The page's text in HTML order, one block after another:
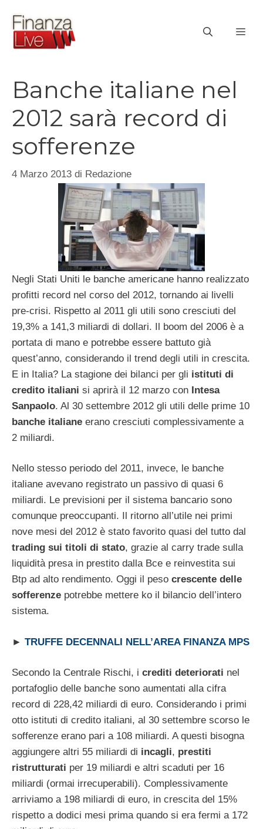
contenuto
Banche italiane nel
2012 sarà record di
sofferenze
4 Marzo 2013 di Redazione
Negli Stati Uniti le banche americane hanno realizzato
profitti record nel corso del 2012, tornando ai livelli
pre-crisi. Rispetto al 2011 gli utili sono cresciuti del
19,3% a 141,3 miliardi di dollari. Il boom del 2006 è a
portata di mano e potrebbe essere battuto già
quest’anno, considerando il trend degli utili in crescita.
E in Italia? La stagione dei bilanci per gli istituti di
credito italiani si aprirà il 12 marzo con Intesa
Sanpaolo. Al 30 settembre 2012 gli utili delle prime 10
banche italiane erano cresciuti complessivamente a
2 miliardi.
Nello stesso periodo del 2011, invece, le banche
italiane avevano registrato un passivo di quasi 6
miliardi. Le previsioni per il sistema bancario sono
comunque preoccupanti. Il ritorno all’utile nei primi
nove mesi del 2012 è stato favorito quasi del tutto dal
trading sui titoli di stato, grazie al carry trade sulla
liquidità presa in prestito dalla Bce e reinvestita sui
Btp ad alto rendimento. Oggi il peso crescente delle
sofferenze potrebbe mettere ko il bilancio dell’intero
sistema.
► TRUFFE DECENNALI NELL’AREA FINANZA MPS
Secondo la Centrale Rischi, i crediti deteriorati nel
portafoglio delle banche sono aumentati alla cifra
record di 228,42 miliardi di euro. Considerando i primi
otto istituti di credito italiani, al 30 settembre scorso le
sofferenze erano pari a 108 miliardi. A questi bisogna
aggiungere altri 55 miliardi di incagli, prestiti
ristrutturati per 19 miliardi e altri scaduti per 16
miliardi (ormai irrecuperabili). Complessivamente
arriviamo a 198 miliardi di euro, in crescita del 15%
rispetto a dodici mesi prima quando si era fermi a 172